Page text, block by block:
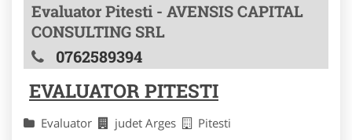
Evaluator Pitesti - AVENSIS CAPITAL
CONSULTING SRL
0762589394
EVALUATOR PITESTI
Evaluator judet Arges
Pitesti